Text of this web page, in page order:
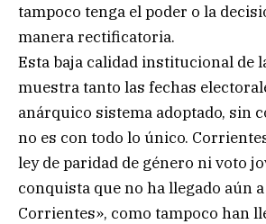
tampoco tenga el poder o la
manera rectificatoria.
Esta baja calidad institucional de
muestra tanto las fechas
anárquico sistema adoptado, sin
no es con todo lo único.
ley de paridad de género ni voto
conquista que no ha llegado aún
Corrientes», como tampoco han